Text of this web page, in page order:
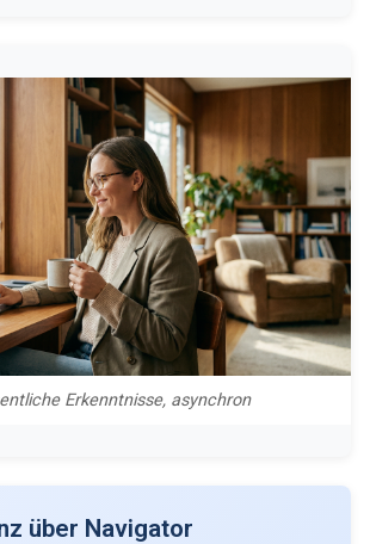
Erkenntnisse, asynchron
über Navigator